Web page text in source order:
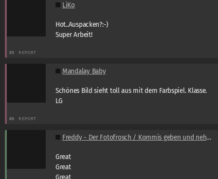
LiKo
Hot..Auspacken?:-)
Super Arbeit!
#9 REPORT
Mandalay Baby
Schönes Bild sieht toll aus mit dem Farbspiel. Klasse.
LG
#8 REPORT
Freddy - Der Fotofrosch / Kommis geben und nehmen
Great
Great
Great